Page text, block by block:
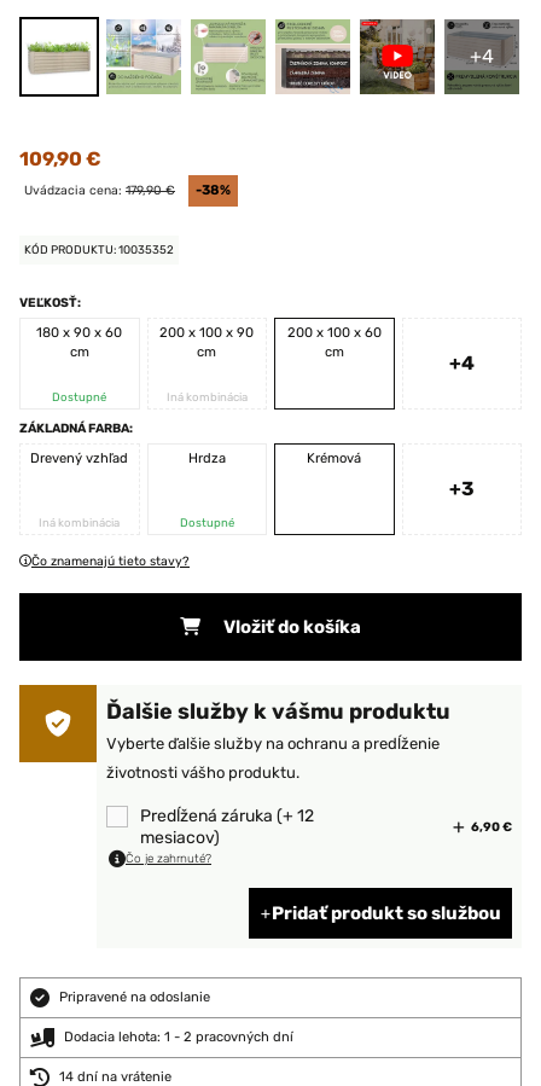
+4
109,90 €
Uvádzacia cena: 179,90 € -38%
KÓD PRODUKTU: 10035352
VEĽKOSŤ:
180 x 90 x 60
cm
Dostupné
200 x 100 x 90
cm
Iná kombinácia
200 x 100 x 60
cm
+4
ZÁKLADNÁ FARBA:
Drevený vzhľad
Iná kombinácia
Hrdza
Dostupné
Krémová
+3
Čo znamenajú tieto stavy?
Vložiť do košíka
Ďalšie služby k vášmu produktu
Vyberte ďalšie služby na ochranu a predĺženie
životnosti vášho produktu.
Predĺžená záruka (+ 12
mesiacov)
6,90 €
Čo je zahrnuté?
Pridať produkt so službou
Pripravené na odoslanie
Dodacia lehota: 1 - 2 pracovných dní
14 dní na vrátenie